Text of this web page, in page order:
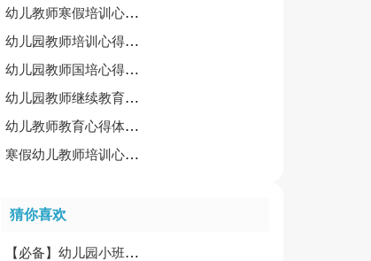
幼儿教师寒假培训心得体会（推荐）
幼儿园教师培训心得体会15篇（精选）
幼儿园教师国培心得体会（推荐）
幼儿园教师继续教育培训心得体会范文
幼儿教师教育心得体会（汇总15篇）
寒假幼儿教师培训心得(汇总6篇)
猜你喜欢
【必备】幼儿园小班社会教案模板合集五篇